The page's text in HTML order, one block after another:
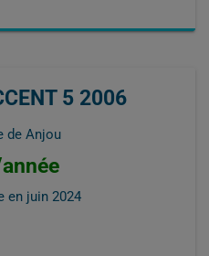
5 2006
de Anjou
en juin 2024